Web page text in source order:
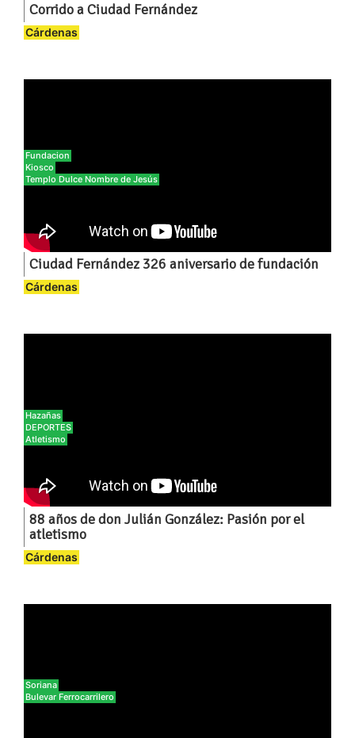
Corrido a Ciudad Fernández
Cárdenas
Fundacion
Kiosco
Templo Dulce Nombre de Jesús
Ciudad Fernández 326 aniversario de fundación
Cárdenas
Hazañas
DEPORTES
Atletismo
88 años de don Julián González: Pasión por el
atletismo
Cárdenas
Soriana
Bulevar Ferrocarrilero